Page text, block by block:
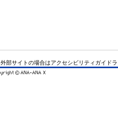
外部サイトの場合はアクセシビリティガイド